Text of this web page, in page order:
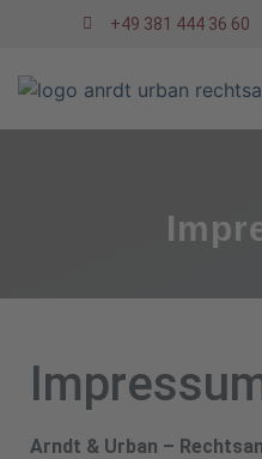
+49 381 444 36 60
Arndt & Urban –